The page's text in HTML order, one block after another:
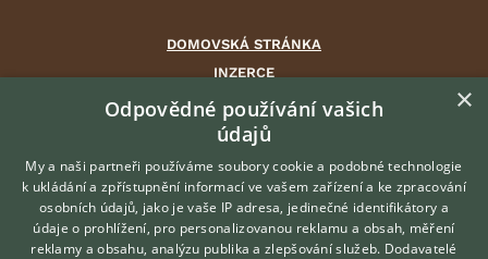
DOMOVSKÁ STRÁNKA
INZERCE
DISKUSE
ČLÁNKY
CHOVATELSKÉ STANICE
ATLAS
O nás
×
Odpovědné používání vašich
údajů
My a naši partneři používáme soubory cookie a podobné technologie
k ukládání a zpřístupnění informací ve vašem zařízení a ke zpracování
osobních údajů, jako je vaše IP adresa, jedinečné identifikátory a
údaje o prohlížení, pro personalizovanou reklamu a obsah, měření
reklamy a obsahu, analýzu publika a zlepšování služeb. Dodavatelé